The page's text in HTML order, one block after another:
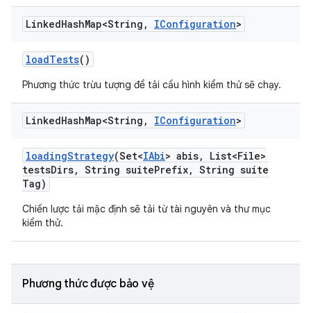
LinkedHashMap<String , IConfiguration>
loadTests()
Phương thức trừu tượng để tải cấu hình kiểm thử sẽ chạy.
LinkedHashMap<String , IConfiguration>
loadingStrategy(Set<IAbi> abis,
List<File>
testsDirs, String suitePrefix, String suite
Tag)
Chiến lược tải mặc định sẽ tải từ tài nguyên và thư mục
kiểm thử.
Phương thức được bảo vệ